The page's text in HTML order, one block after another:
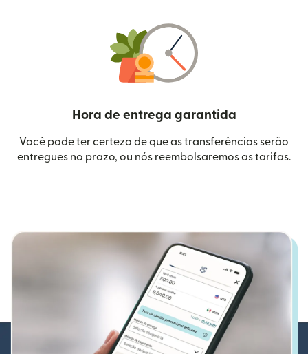
Hora de entrega garantida
Você pode ter certeza de que as transferências serão
entregues no prazo, ou nós reembolsaremos as tarifas.